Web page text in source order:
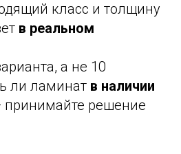
класс и толщину
в реальном
а не 10
ли ламинат в наличии
принимайте решение